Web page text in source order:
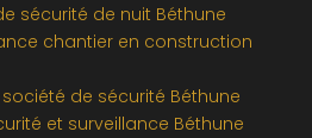
sécurité de nuit Béthune
chantier en construction
de sécurité Béthune
et surveillance Béthune